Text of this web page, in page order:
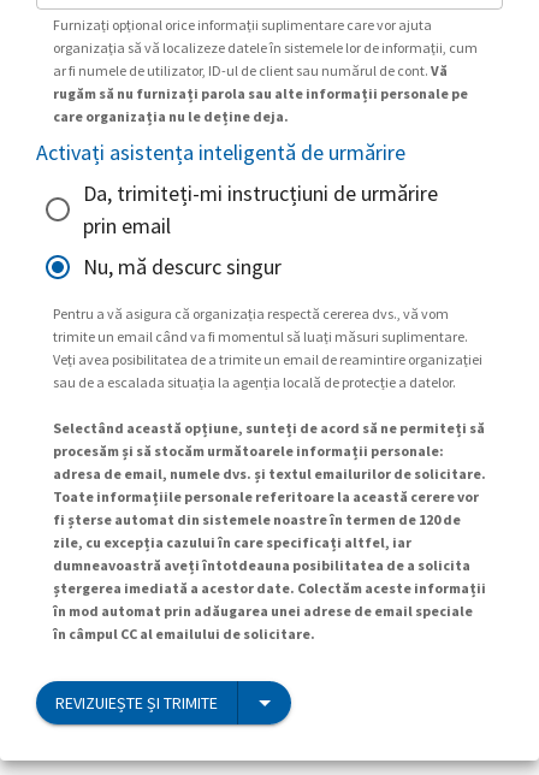
Furnizați opțional orice informații suplimentare care vor ajuta
organizația să vă localizeze datele în sistemele lor de informații, cum
ar fi numele de utilizator, ID-ul de client sau numărul de cont. Vă
rugăm să nu furnizați parola sau alte informații personale pe
care organizația nu le deține deja.
Activați asistența inteligentă de urmărire
Da, trimiteți-mi instrucțiuni de urmărire
prin email
Nu, mă descurc singur
Pentru a vă asigura că organizația respectă cererea dvs., vă vom
trimite un email când va fi momentul să luați măsuri suplimentare.
Veți avea posibilitatea de a trimite un email de reamintire organizației
sau de a escalada situația la agenția locală de protecție a datelor.
Selectând această opțiune, sunteți de acord să ne permiteți să
procesăm și să stocăm următoarele informații personale:
adresa de email, numele dvs. și textul emailurilor de solicitare.
Toate informațiile personale referitoare la această cerere vor
fi șterse automat din sistemele noastre în termen de 120 de
zile, cu excepția cazului în care specificați altfel, iar
dumneavoastră aveți întotdeauna posibilitatea de a solicita
ștergerea imediată a acestor date. Colectăm aceste informații
în mod automat prin adăugarea unei adrese de email speciale
în câmpul CC al emailului de solicitare.
REVIZUIEȘTE ȘI TRIMITE